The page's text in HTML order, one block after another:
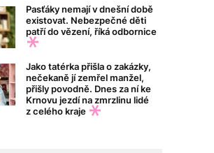
Pasťáky nemají v dnešní době
existovat. Nebezpečné děti
patří do vězení, říká odbornice
Jako tatérka přišla o zakázky,
nečekaně jí zemřel manžel,
přišly povodně. Dnes za ní ke
Krnovu jezdí na zmrzlinu lidé
z celého kraje